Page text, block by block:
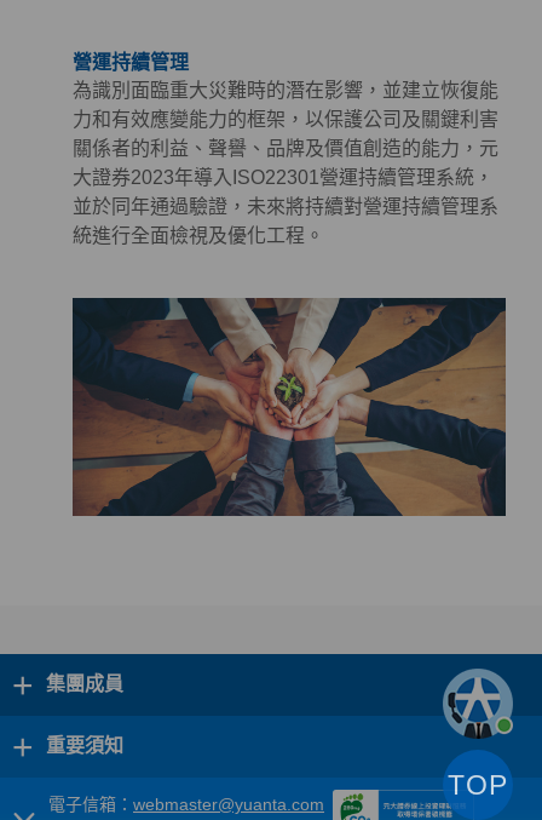
營運持續管理
為識別面臨重大災難時的潛在影響，並建立恢復能
力和有效應變能力的框架，以保護公司及關鍵利害
關係者的利益、聲譽、品牌及價值創造的能力，元
大證券2023年導入ISO22301營運持續管理系統，
並於同年通過驗證，未來將持續對營運持續管理系
統進行全面檢視及優化工程。
+ 集團成員
+ 重要須知
電子信箱： webmaster@yuanta.com
TOP